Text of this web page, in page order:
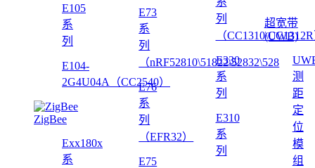
E105
系
列
E104-
2G4U04A（CC2540）
ZigBee
Exx180x
系
E73
系
列
（nRF52810\51822\52832\528
E76
系
列
（EFR32）
E75
列
（
E330
系
列
E310
系
列
超宽带
(UWB)
测
距
定
位
模
组